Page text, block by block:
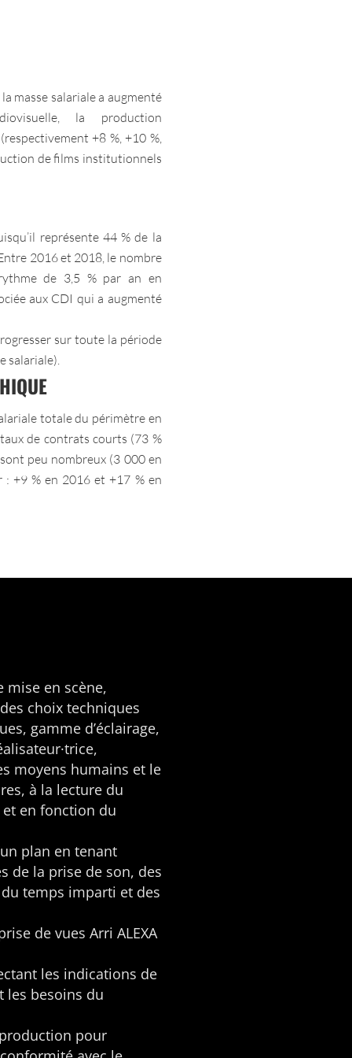
masse salariale a augmenté
la production
+8 %, +10 %,
de films institutionnels
représente 44 % de la
2016 et 2018, le nombre
de 3,5 % par an en
aux CDI qui a augmenté
sur toute la période
salariale).
totale du périmètre en
de contrats courts (73 %
sont peu nombreux (3 000 en
: +9 % en 2016 et +17 % en
en scène,
choix techniques
gamme d’éclairage,
moyens humains et le
à la lecture du
en fonction du
plan en tenant
de la prise de son, des
temps imparti et des
de vues Arri ALEXA
les indications de
les besoins du
pour